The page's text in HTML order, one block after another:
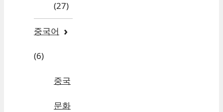
(27)
중국어
(6)
중국
문화